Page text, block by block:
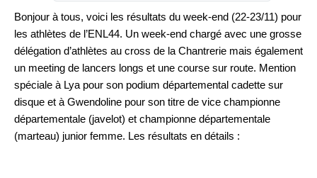
Bonjour à tous, voici les résultats du week-end (22-23/11) pour
les athlètes de l’ENL44. Un week-end chargé avec une grosse
délégation d’athlètes au cross de la Chantrerie mais également
un meeting de lancers longs et une course sur route. Mention
spéciale à Lya pour son podium départemental cadette sur
disque et à Gwendoline pour son titre de vice championne
départementale (javelot) et championne départementale
(marteau) junior femme. Les résultats en détails :